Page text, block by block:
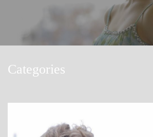
Categories